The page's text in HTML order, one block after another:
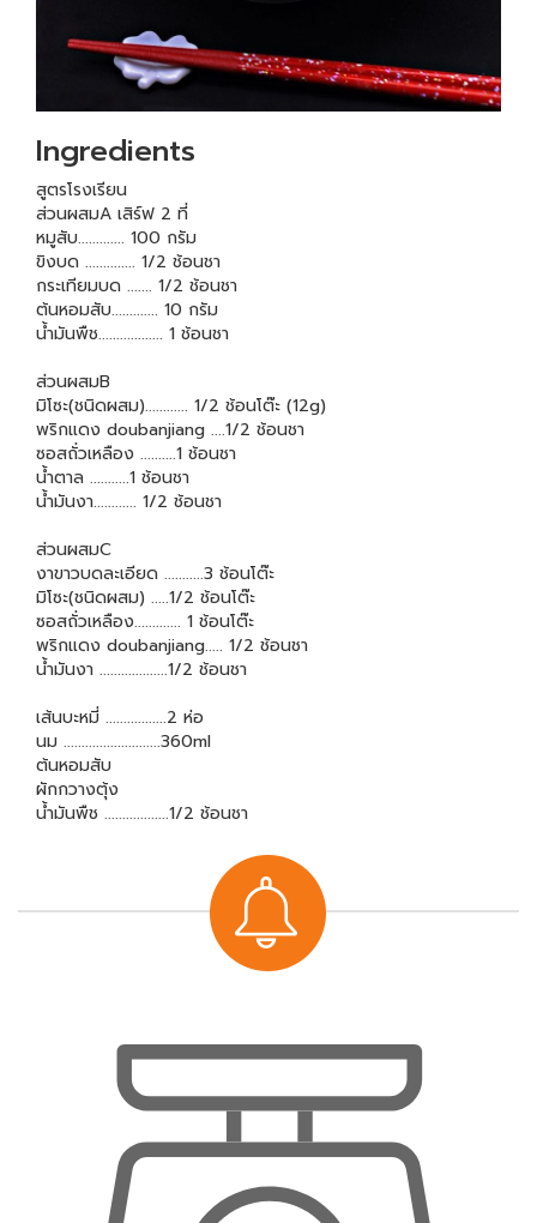
Ingredients
สูตรโรงเรียน
ส่วนผสมA เสิร์ฟ 2 ที่
หมูสับ............. 100 กรัม
ขิงบด .............. 1/2 ช้อนชา
กระเทียมบด ....... 1/2 ช้อนชา
ต้นหอมสับ............. 10 กรัม
น้ำมันพืช.................. 1 ช้อนชา
ส่วนผสมB
มิโซะ(ชนิดผสม)............ 1/2 ช้อนโต๊ะ (12g)
พริกแดง doubanjiang ....1/2 ช้อนชา
ซอสถั่วเหลือง ..........1 ช้อนชา
น้ำตาล ...........1 ช้อนชา
น้ำมันงา............ 1/2 ช้อนชา
ส่วนผสมC
งาขาวบดละเอียด ...........3 ช้อนโต๊ะ
มิโซะ(ชนิดผสม) .....1/2 ช้อนโต๊ะ
ซอสถั่วเหลือง............. 1 ช้อนโต๊ะ
พริกแดง doubanjiang..... 1/2 ช้อนชา
น้ำมันงา ...................1/2 ช้อนชา
เส้นบะหมี่ .................2 ห่อ
นม ...........................360ml
ต้นหอมสับ
ผักกวางตุ้ง
น้ำมันพืช ..................1/2 ช้อนชา